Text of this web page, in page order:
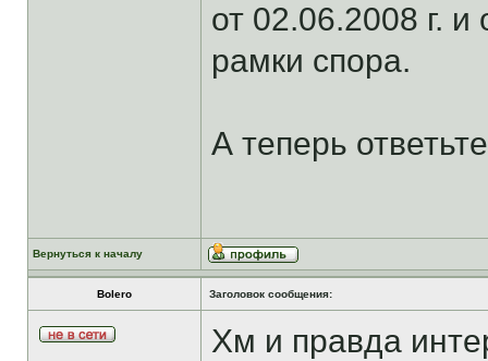
от 02.06.2008 г.
рамки спора.
А теперь
Вернуться к началу
Bolero Заголовок сообщения:
Хм и правда